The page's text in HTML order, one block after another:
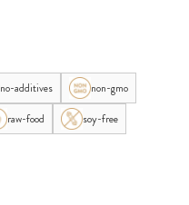
no-additives
non-gmo
raw-food
soy-free